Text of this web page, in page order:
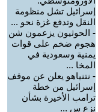
إسرائيل تشل منظومة
النقل وتدفع غزة نحو ...
- الحوثيون يزعمون شن
هجوم ضخم على قوات
يمنية وسعودية في
المخا ...
- نتنياهو يعلن عن موقف
إسرائيل من خطة
ترامب الأخيرة بشأن
نزع س ...